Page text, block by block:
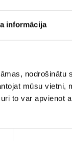
informācija
nodrošinātu
mūsu vietni,
to var apvienot
video
Väderstad
nodrošinās
savu Rapid